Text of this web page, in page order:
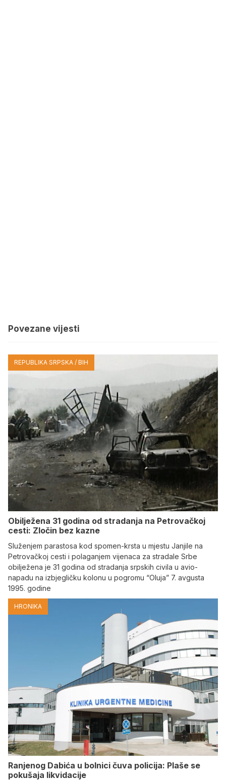
Povezane vijesti
REPUBLIKA SRPSKA / BIH
Obilježena 31 godina od stradanja na Petrovačkoj
cesti: Zločin bez kazne
Služenjem parastosa kod spomen-krsta u mjestu Janjile na
Petrovačkoj cesti i polaganjem vijenaca za stradale Srbe
obilježena je 31 godina od stradanja srpskih civila u avio-
napadu na izbjegličku kolonu u pogromu “Oluja” 7. avgusta
1995. godine
HRONIKA
Ranjenog Dabića u bolnici čuva policija: Plaše se
pokušaja likvidacije